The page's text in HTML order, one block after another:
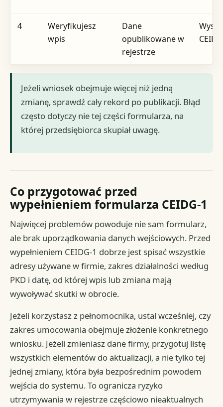
4
Weryfikujesz
wpis
Dane
opublikowane w
rejestrze
CEIDG
Jeżeli wniosek obejmuje więcej niż jedną
zmianę, sprawdź cały rekord po publikacji. Błąd
często dotyczy nie tej części formularza, na
której przedsiębiorca skupiał uwagę.
Co przygotować przed
wypełnieniem formularza CEIDG-1
Najwięcej problemów powoduje nie sam formularz,
ale brak uporządkowania danych wejściowych. Przed
wypełnieniem CEIDG-1 dobrze jest spisać wszystkie
adresy używane w firmie, zakres działalności według
PKD i datę, od której wpis lub zmiana mają
wywoływać skutki w obrocie.
Jeżeli korzystasz z pełnomocnika, ustal wcześniej, czy
zakres umocowania obejmuje złożenie konkretnego
wniosku. Jeżeli zmieniasz dane firmy, przygotuj listę
wszystkich elementów do aktualizacji, a nie tylko tej
jednej zmiany, która była bezpośrednim powodem
wejścia do systemu. To ogranicza ryzyko
utrzymywania w rejestrze częściowo nieaktualnych